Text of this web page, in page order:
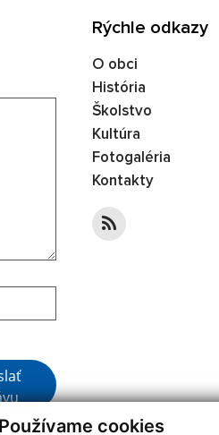
Používame cookies
vašej správy...
Response
Rýchle odkazy
O obci
História
Školstvo
Kultúra
Fotogaléria
Kontakty